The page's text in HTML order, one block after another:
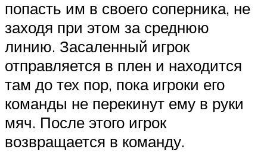
попасть им в своего соперника, не
заходя при этом за среднюю
линию. Засаленный игрок
отправляется в плен и находится
там до тех пор, пока игроки его
команды не перекинут ему в руки
мяч. После этого игрок
возвращается в команду.